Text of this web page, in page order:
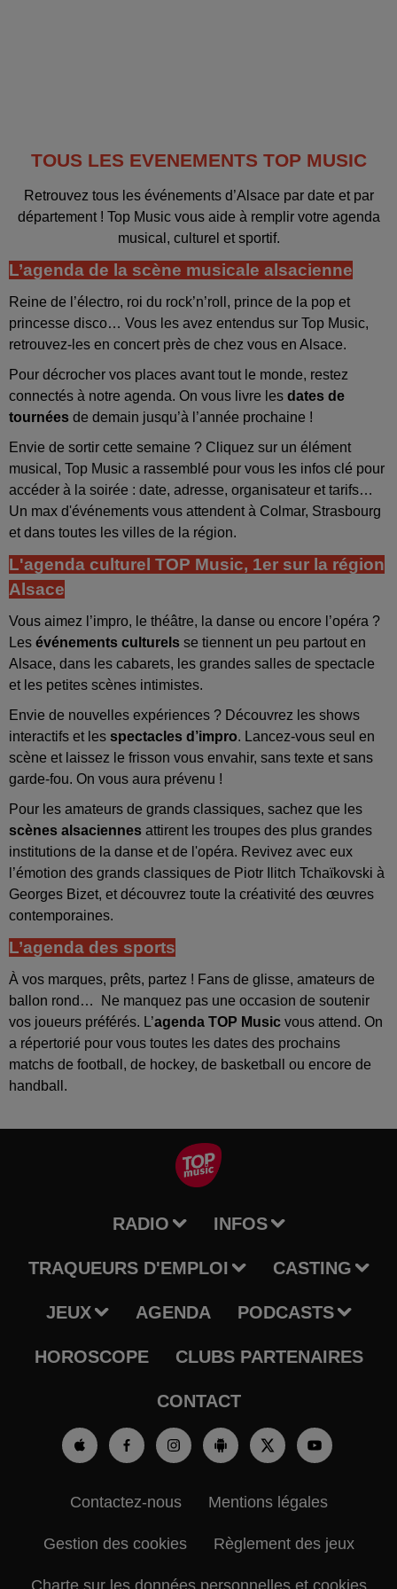
TOUS LES EVENEMENTS TOP MUSIC
Retrouvez tous les événements d’Alsace par date et par
département ! Top Music vous aide à remplir votre agenda
musical, culturel et sportif.
L’agenda de la scène musicale alsacienne
Reine de l’électro, roi du rock’n’roll, prince de la pop et
princesse disco… Vous les avez entendus sur Top Music,
retrouvez-les en concert près de chez vous en Alsace.
Pour décrocher vos places avant tout le monde, restez
connectés à notre agenda. On vous livre les dates de
tournées de demain jusqu’à l’année prochaine !
Envie de sortir cette semaine ? Cliquez sur un élément
musical, Top Music a rassemblé pour vous les infos clé pour
accéder à la soirée : date, adresse, organisateur et tarifs…
Un max d'événements vous attendent à Colmar, Strasbourg
et dans toutes les villes de la région.
L'agenda culturel TOP Music, 1er sur la région
Alsace
Vous aimez l’impro, le théâtre, la danse ou encore l’opéra ?
Les événements culturels se tiennent un peu partout en
Alsace, dans les cabarets, les grandes salles de spectacle
et les petites scènes intimistes.
Envie de nouvelles expériences ? Découvrez les shows
interactifs et les spectacles d’impro. Lancez-vous seul en
scène et laissez le frisson vous envahir, sans texte et sans
garde-fou. On vous aura prévenu !
Pour les amateurs de grands classiques, sachez que les
scènes alsaciennes attirent les troupes des plus grandes
institutions de la danse et de l'opéra. Revivez avec eux
l’émotion des grands classiques de Piotr Ilitch Tchaïkovski à
Georges Bizet, et découvrez toute la créativité des œuvres
contemporaines.
L’agenda des sports
À vos marques, prêts, partez ! Fans de glisse, amateurs de
ballon rond… Ne manquez pas une occasion de soutenir
vos joueurs préférés. L’agenda TOP Music vous attend. On
a répertorié pour vous toutes les dates des prochains
matchs de football, de hockey, de basketball ou encore de
handball.
RADIO INFOS
TRAQUEURS D'EMPLOI CASTING
JEUX AGENDA PODCASTS
HOROSCOPE CLUBS PARTENAIRES
CONTACT
Contactez-nous Mentions légales
Gestion des cookies Règlement des jeux
Charte sur les données personnelles et cookies